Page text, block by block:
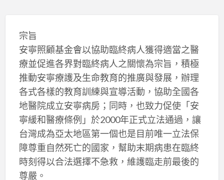
宗旨
安寧照顧基金會以協助臨終病人獲得適當之醫
療並促進各界對臨終病人之關懷為宗旨，積極
推動安寧療護及生命教育的推廣與發展，辦理
各式各樣的教育訓練與宣導活動，協助全國各
地醫院成立安寧病房；同時，也致力促使「安
寧緩和醫療條例」於2000年正式立法通過，讓
台灣成為亞太地區第一個也是目前唯一立法保
障尊重自然死亡的國家，幫助末期病患在臨終
時刻得以合法選擇不急救，維護臨走前最後的
尊嚴。